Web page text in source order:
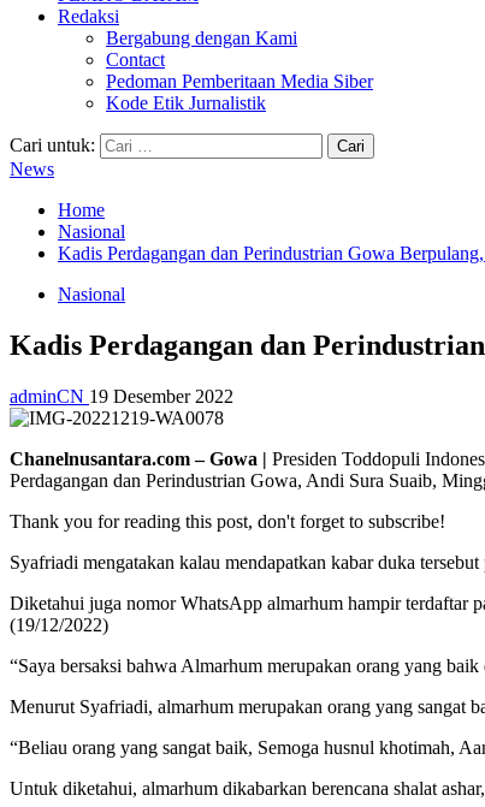
Redaksi
Bergabung dengan Kami
Contact
Pedoman Pemberitaan Media Siber
Kode Etik Jurnalistik
Cari untuk:
News
Home
Nasional
Kadis Perdagangan dan Perindustrian Gowa
Nasional
Kadis Perdagangan dan
adminCN 19 Desember 2022
Chanelnusantara.com – Gowa | Presiden Toddopuli
Perdagangan dan Perindustrian Gowa, Andi Sura Suaib,
Thank you for reading this post, don't forget to subscribe!
Syafriadi mengatakan kalau mendapatkan kabar duka
Diketahui juga nomor WhatsApp almarhum hampir terdaftar
(19/12/2022)
“Saya bersaksi bahwa Almarhum merupakan orang yang
Menurut Syafriadi, almarhum merupakan orang yang sangat
“Beliau orang yang sangat baik, Semoga husnul khotimah,
Untuk diketahui, almarhum dikabarkan berencana shalat